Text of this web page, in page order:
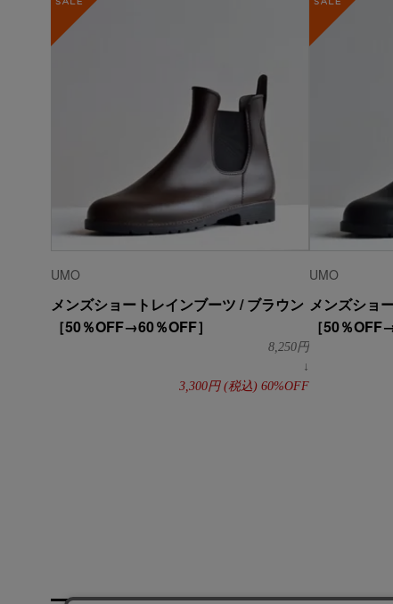
UMO
メンズショートレインブーツ / ブラウン
［50％OFF→60％OFF］
8,250円
↓
3,300円 (税込) 60%OFF
UMO
メンズショ
［50％